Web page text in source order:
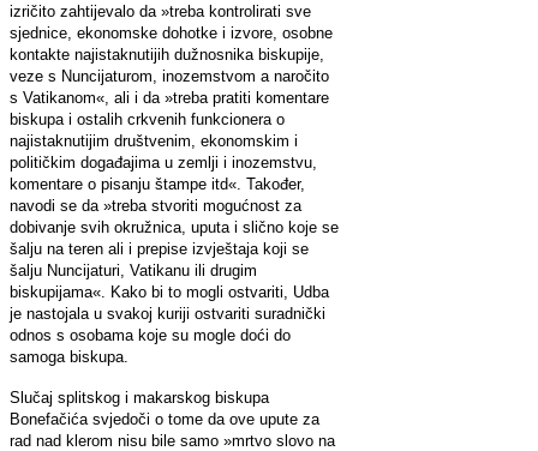
izričito zahtijevalo da »treba kontrolirati sve
sjednice, ekonomske dohotke i izvore, osobne
kontakte najistaknutijih dužnosnika biskupije,
veze s Nuncijaturom, inozemstvom a naročito
s Vatikanom«, ali i da »treba pratiti komentare
biskupa i ostalih crkvenih funkcionera o
najistaknutijim društvenim, ekonomskim i
političkim događajima u zemlji i inozemstvu,
komentare o pisanju štampe itd«. Također,
navodi se da »treba stvoriti mogućnost za
dobivanje svih okružnica, uputa i slično koje se
šalju na teren ali i prepise izvještaja koji se
šalju Nuncijaturi, Vatikanu ili drugim
biskupijama«. Kako bi to mogli ostvariti, Udba
je nastojala u svakoj kuriji ostvariti suradnički
odnos s osobama koje su mogle doći do
samoga biskupa.
Slučaj splitskog i makarskog biskupa
Bonefačića svjedoči o tome da ove upute za
rad nad klerom nisu bile samo »mrtvo slovo na